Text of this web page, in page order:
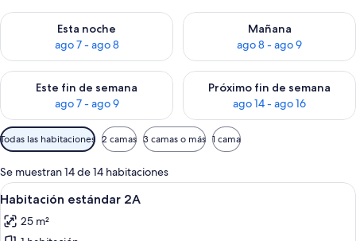
Esta noche
ago 7 - ago 8
Consulta la disponibilidad para esta noche, ago 7 - ago 8
Mañana
ago 8 - ago 9
Consulta la disponibilidad
Este fin de semana
ago 7 - ago 9
Consulta la disponibilidad para este fin de semana, ago 7 -
Próximo fin de semana
ago 14 - ago 16
Consulta la disponibilidad
Filtros
disponibles
para
las
habitaciones
Todas las habitaciones 2 camas 3 camas o más 1 cama
Se muestran 14 de 14 habitaciones
Abrir
todas
las
Una habitación de hotel con una
3
Habitación estándar 2A
25 m²